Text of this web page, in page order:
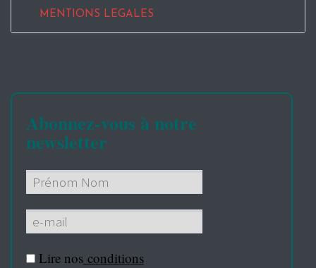
MENTIONS LEGALES
Abonnez-vous à notre
newsletter
Lire nos conditions